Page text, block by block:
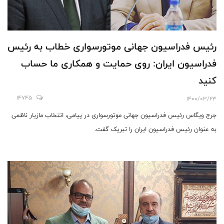
رئیس فدراسیون جهانی موتورسواری خطاب به رئیس
فدراسیون ایران: روی حمایت و همکاری ما حساب
کنید
1400/03/23
14745
جرج ویگاس رئیس فدراسیون جهانی موتورسواری در پیامی، انتخاب مازیار ناظمی
به عنوان رئیس فدراسیون ایران را تبریک گفت.